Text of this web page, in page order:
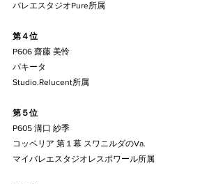
バレエスタジオPure所属
第４位
P606 齋藤 美怜
パキータ
Studio.Relucent所属
第５位
P605 溝口 紗季
コッペリア 第１幕 スワニルダのVa.
マイバレエスタジオレスポワール所属